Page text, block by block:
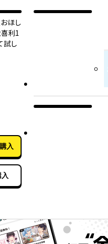
ほし
利1
試し
日
入